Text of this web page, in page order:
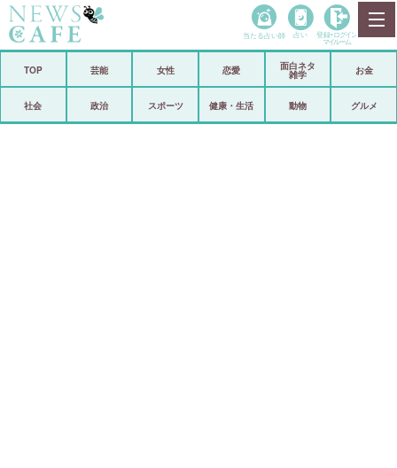
政治
当たる占い師 占い 登録• ログイン
マイルーム
TOP 芸能 女性 恋愛
面白ネタ
雑学
お金
社会 政治 スポーツ 健康・生活 動物 グルメ